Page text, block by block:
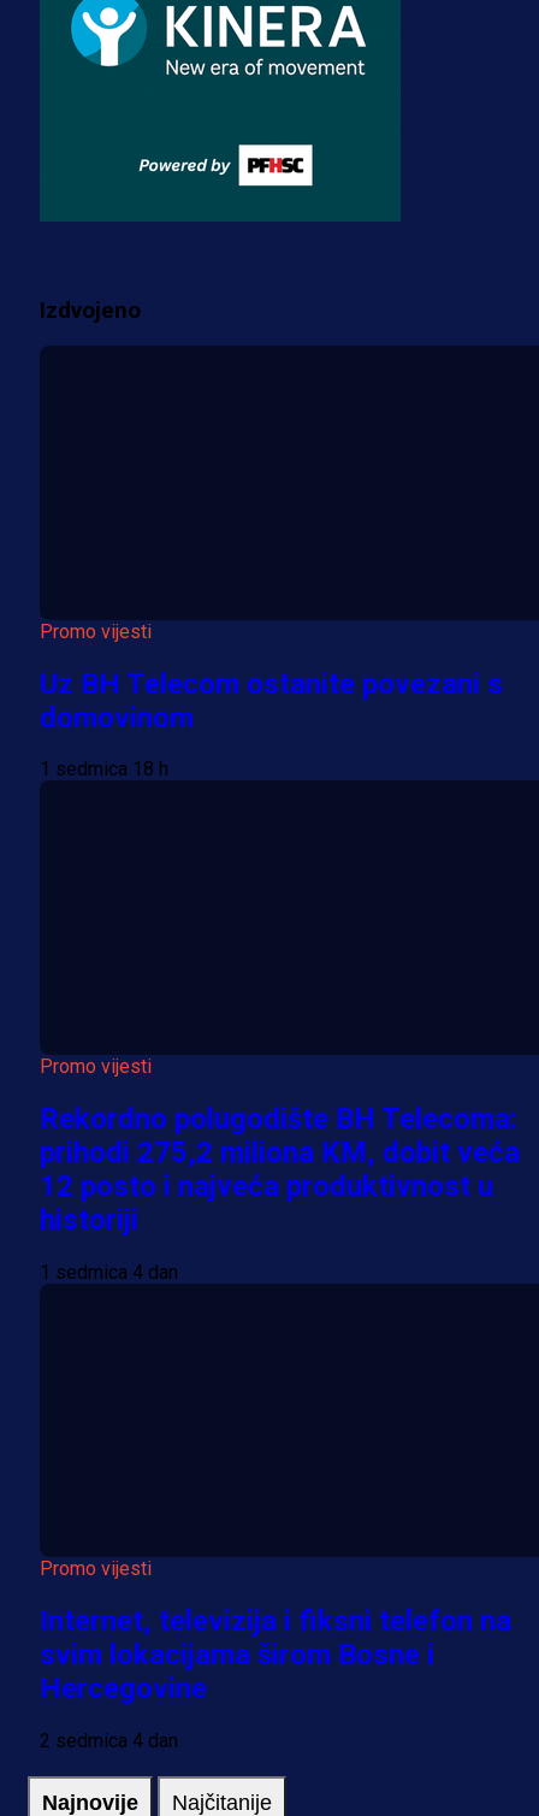
3 sedmica 4 dan
Premijer liga BiH
za pranje novca, pretresaju
prostorije FK Borac!
Izdvojeno
Promo vijesti
Uz BH Telecom ostanite povezani s
domovinom
1 sedmica 18 h
Promo vijesti
Rekordno polugodište BH Telecoma:
prihodi 275,2 miliona KM, dobit veća
12 posto i najveća produktivnost u
historiji
1 sedmica 4 dan
Promo vijesti
Internet, televizija i fiksni telefon na
svim lokacijama širom Bosne i
Hercegovine
2 sedmica 4 dan
Najnovije Najčitanije